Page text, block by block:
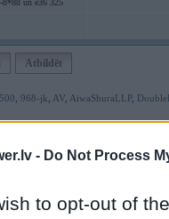
- Do Not Process
to opt-out of
8*88 un e36 325
Atbildēt
968-jk AV AiwaShuraLLP,
un nav saistīts ar